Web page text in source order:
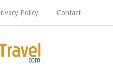
Policy Contact